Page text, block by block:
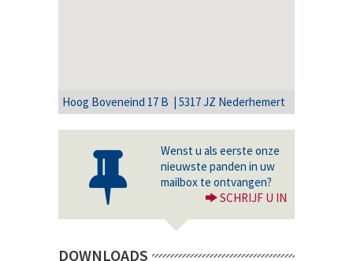
Hoog Boveneind 17 B | 5317 JZ Nederhemert
Wenst u als eerste onze
nieuwste panden in uw
mailbox te ontvangen?
SCHRIJF U IN
DOWNLOADS